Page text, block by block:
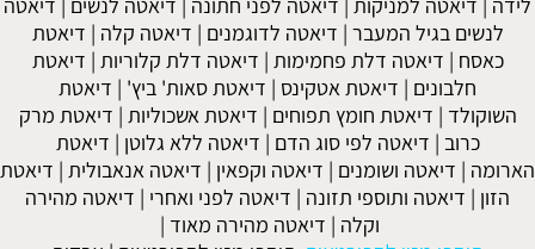
לידה | דיאטה למניקות | דיאטה לפני חתונה | דיאטה לנשים | דיאטה
לנשים בגיל המעבר | דיאטה לדוגמנים | דיאטה קלה | דיאטת
כאסח | דיאטה דלת פחמימות | דיאטה דלת קלוריות | דיאטת
חלבונים | דיאטת אטקינס | דיאטת סאות' ביץ' | דיאטת
השוקולד | דיאטת חומץ תפוחים | דיאטת אשכוליות | דיאטת מרק
כרוב | דיאטה לפי סוג הדם | דיאטה ללא גלוטן | דיאטת
הארומה | דיאטה ושומנים | דיאטה וקפאין | דיאטה אנאבולית | דיאטת
הזון | דיאטה ותוספי תזונה | דיאטה לפני ואחרי | דיאטה מהירה
וקלה | דיאטה מהירה מאוד |